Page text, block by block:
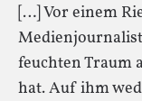
[…] Vor einem
feuchten Traum
hat. Auf ihm